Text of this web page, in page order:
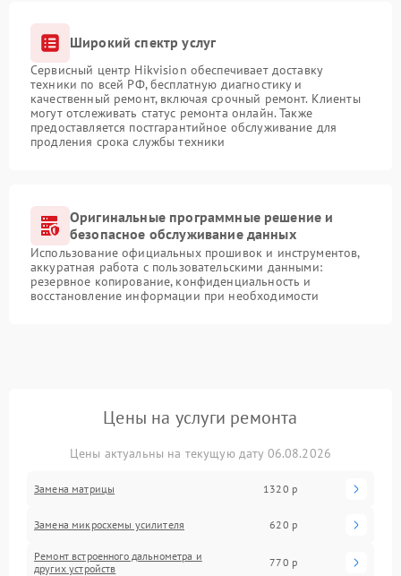
Широкий спектр услуг
Сервисный центр Hikvision обеспечивает доставку
техники по всей РФ, бесплатную диагностику и
качественный ремонт, включая срочный ремонт. Клиенты
могут отслеживать статус ремонта онлайн. Также
предоставляется постгарантийное обслуживание для
продления срока службы техники
Оригинальные программные решение и
безопасное обслуживание данных
Использование официальных прошивок и инструментов,
аккуратная работа с пользовательскими данными:
резервное копирование, конфиденциальность и
восстановление информации при необходимости
Цены на услуги ремонта
Цены актуальны на текущую дату 06.08.2026
Замена матрицы 1320 р
Замена микросхемы усилителя 620 р
Ремонт встроенного дальнометра и
других устройств
770 р